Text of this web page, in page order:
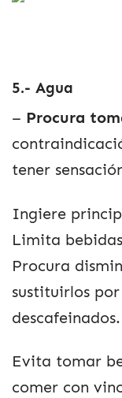
5.- Agua
– Procura
tener
Ingiere
Limita
Procura
sustituirlos
descafeinados.
Evita tomar
comer con